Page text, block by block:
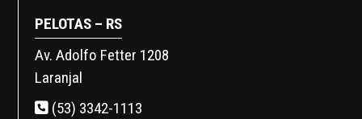
PELOTAS – RS
Av. Adolfo Fetter 1208
Laranjal
(53) 3342-1113